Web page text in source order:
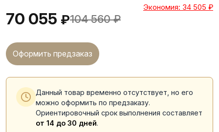
70 055 ₽104 560 ₽
Экономия: 34 505 ₽
Оформить предзаказ
Данный товар временно отсутствует, но его
можно оформить по предзаказу.
Ориентировочный срок выполнения составляет
от 14 до 30 дней.